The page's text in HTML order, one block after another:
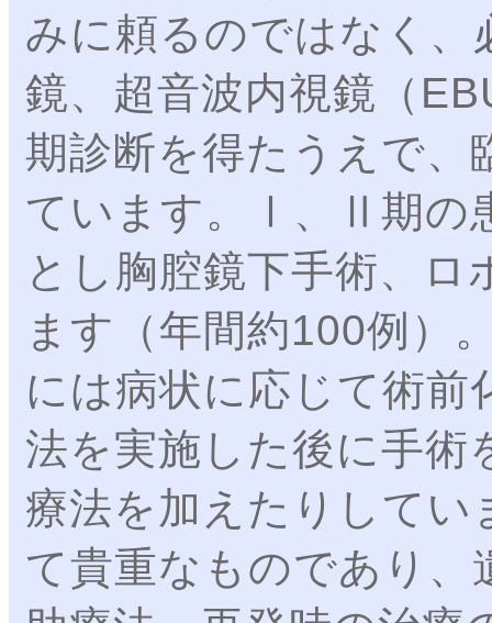
みに頼るのではなく、
鏡、超音波内視鏡（
期診断を得たうえで、
ています。Ⅰ、Ⅱ期の
とし胸腔鏡下手術、
ます（年間約100例）
には病状に応じて術前
法を実施した後に手術
療法を加えたりしてい
て貴重なものであり、